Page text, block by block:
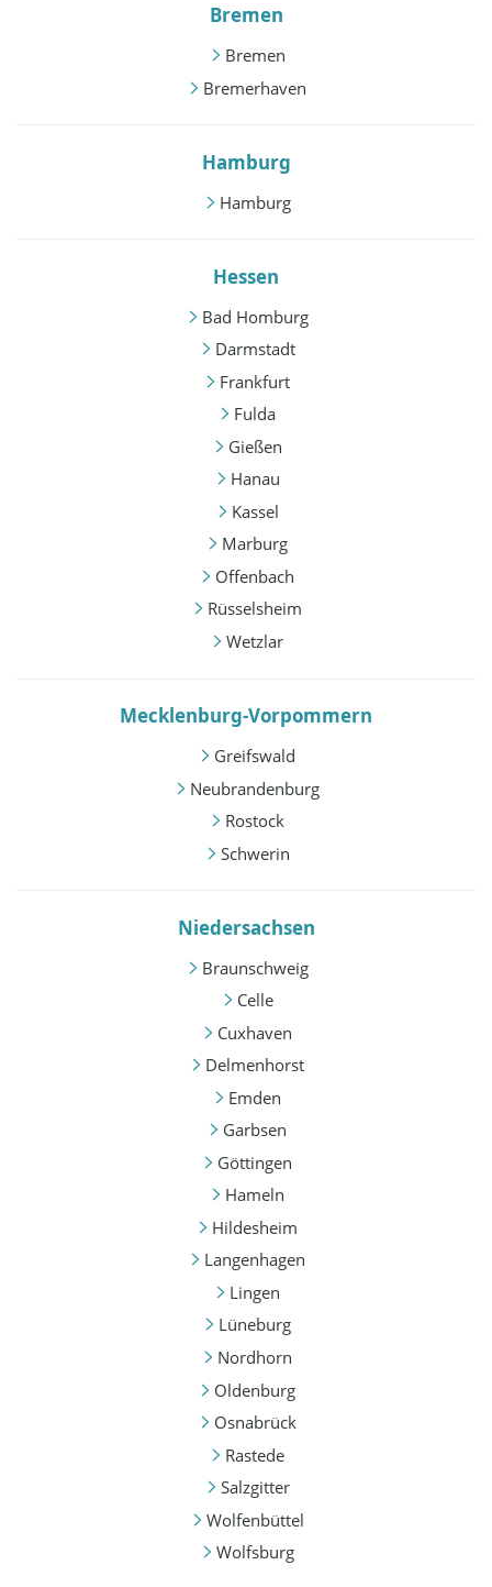
Bremen
Bremen
Bremerhaven
Hamburg
Hamburg
Hessen
Bad Homburg
Darmstadt
Frankfurt
Fulda
Gießen
Hanau
Kassel
Marburg
Offenbach
Rüsselsheim
Wetzlar
Mecklenburg-Vorpommern
Greifswald
Neubrandenburg
Rostock
Schwerin
Niedersachsen
Braunschweig
Celle
Cuxhaven
Delmenhorst
Emden
Garbsen
Göttingen
Hameln
Hildesheim
Langenhagen
Lingen
Lüneburg
Nordhorn
Oldenburg
Osnabrück
Rastede
Salzgitter
Wolfenbüttel
Wolfsburg